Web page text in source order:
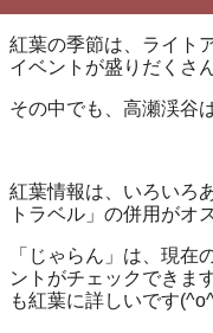
紅葉の季節は、ライト
イベントが盛りだくさ
その中でも、高瀬渓谷
紅葉情報は、いろいろ
トラベル」の併用がオ
「じゃらん」は、現在
ントがチェックできま
も紅葉に詳しいです